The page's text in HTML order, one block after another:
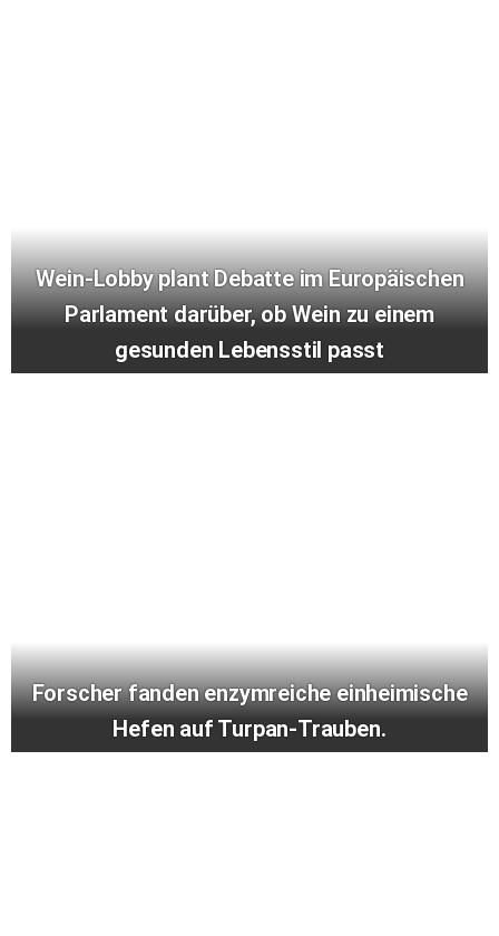
Wein-Lobby plant Debatte im Europäischen
Parlament darüber, ob Wein zu einem
gesunden Lebensstil passt
Forscher fanden enzymreiche einheimische
Hefen auf Turpan-Trauben.